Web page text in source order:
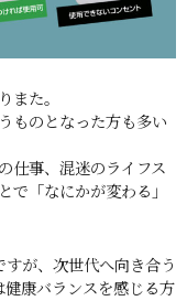
また。
ものとなった方も多い
仕事、混迷のライフス
「なにかが変わる」
が、次世代へ向き合う
康バランスを感じる方